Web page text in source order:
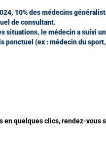
10% des médecins
de consultant.
situations, le médecin a suivi
ponctuel (ex : médecin du
en quelques clics, rendez-vous